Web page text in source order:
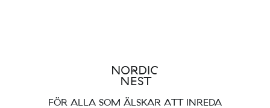
FÖR ALLA SOM ÄLSKAR ATT INREDA